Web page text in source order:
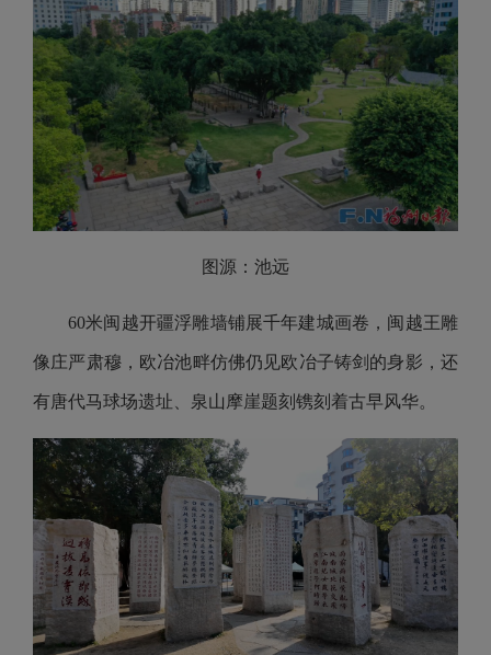
图源：池远
60米闽越开疆浮雕墙铺展千年建城画卷，闽越王雕
像庄严肃穆，欧冶池畔仿佛仍见欧冶子铸剑的身影，还
有唐代马球场遗址、泉山摩崖题刻镌刻着古早风华。